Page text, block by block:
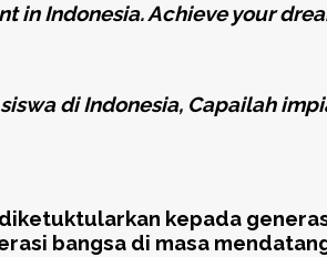
in Indonesia. Achieve your
di Indonesia, Capailahi
kepada
bangsa di masa